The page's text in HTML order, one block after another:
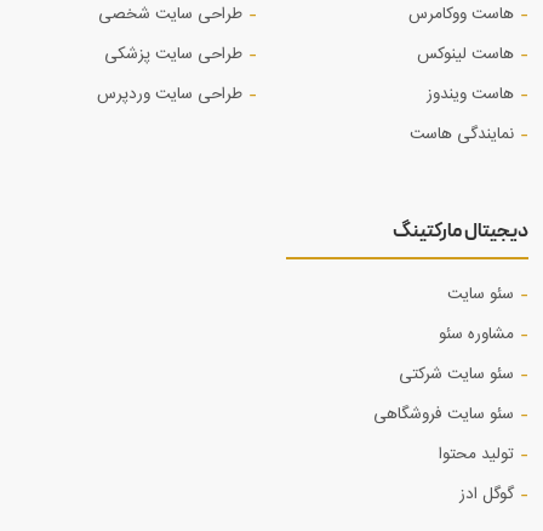
هاست ووکامرس
هاست لینوکس
هاست ویندوز
نمایندگی هاست
طراحی سایت شخصی
طراحی سایت پزشکی
طراحی سایت وردپرس
دیجیتال مارکتینگ
سئو سایت
مشاوره سئو
سئو سایت شرکتی
سئو سایت فروشگاهی
تولید محتوا
گوگل ادز